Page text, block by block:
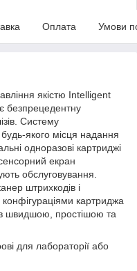
Оплата Умови
якістю Intelligent
безпрецедентну
Систему
якого місця надання
одноразові картриджі
екран
обслуговування.
штрихкодів і
конфігураціями картриджа
швидшою, простішою та
для лабораторії або